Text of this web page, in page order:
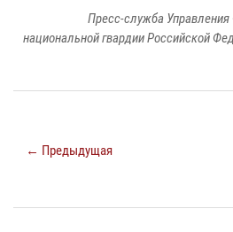
Пресс-служба
национальной гвардии Российской
← Предыдущая